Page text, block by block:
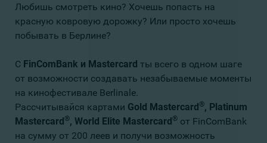
Любишь смотреть кино? Хочешь попасть на
красную ковровую дорожку? Или просто хочешь
побывать в Берлине?
C FinComBank и Mastercard ты всего в одном шаге
от возможности создавать незабываемые моменты
на кинофестивале Berlinale.
Рассчитывайся картами Gold Mastercard®, Platinum
Mastercard®, World Elite Mastercard® от FinComBank
на сумму от 200 леев и получи возможность